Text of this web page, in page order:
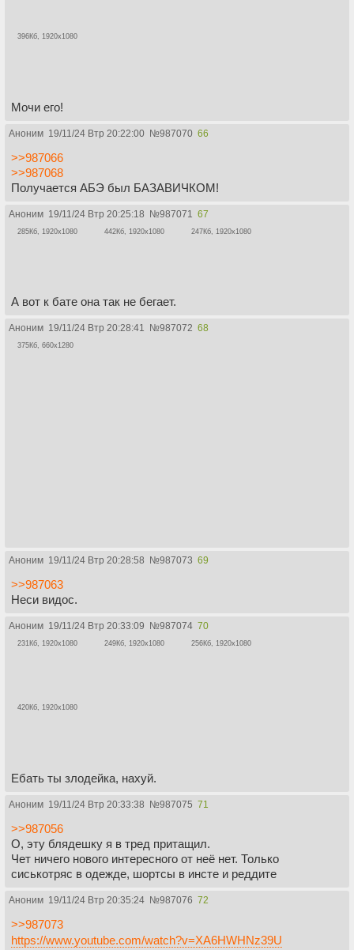
396Кб, 1920x1080
Мочи его!
Аноним 19/11/24 Втр 20:22:00 №987070 66
>>987066
>>987068
Получается АБЭ был БАЗАВИЧКОМ!
Аноним 19/11/24 Втр 20:25:18 №987071 67
285Кб, 1920x1080 442Кб, 1920x1080 247Кб, 1920x1080
А вот к бате она так не бегает.
Аноним 19/11/24 Втр 20:28:41 №987072 68
375Кб, 660x1280
Аноним 19/11/24 Втр 20:28:58 №987073 69
>>987063
Неси видос.
Аноним 19/11/24 Втр 20:33:09 №987074 70
231Кб, 1920x1080 249Кб, 1920x1080 256Кб, 1920x1080
420Кб, 1920x1080
Ебать ты злодейка, нахуй.
Аноним 19/11/24 Втр 20:33:38 №987075 71
>>987056
О, эту блядешку я в тред притащил.
Чет ничего нового интересного от неё нет. Только
сиськотряс в одежде, шортсы в инсте и реддите
Аноним 19/11/24 Втр 20:35:24 №987076 72
>>987073
https://www.youtube.com/watch?v=XA6HWHNz39U